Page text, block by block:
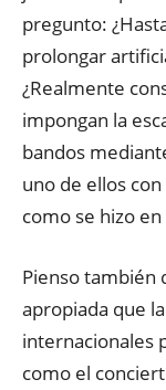
pregunto:
prolongar
¿Realmente
impongan la
bandos
uno de ellos con
como se hizo
Pienso también
apropiada que
internacionales
como el